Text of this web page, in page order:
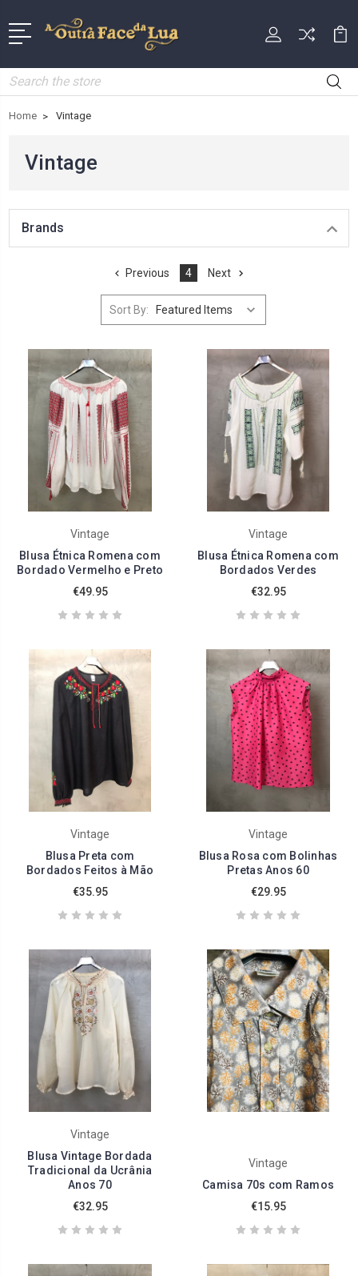
Search
Home Vintage
Vintage
Brands
Previous 4 Next
Sort By:
Vintage
Blusa Étnica Romena com
Bordado Vermelho e Preto
€49.95
Vintage
Blusa Étnica Romena com
Bordados Verdes
€32.95
Vintage
Blusa Preta com
Bordados Feitos à Mão
€35.95
Vintage
Blusa Rosa com Bolinhas
Pretas Anos 60
€29.95
Vintage
Blusa Vintage Bordada
Tradicional da Ucrânia
Anos 70
€32.95
Vintage
Camisa 70s com Ramos
€15.95